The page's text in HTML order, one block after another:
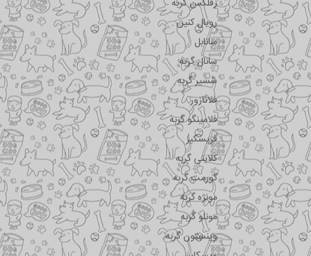
رفلکس گربه
رویال کنین
سانابل
سانال گربه
شسیر گربه
فلاتازور
فلامینگو گربه
فریسکیز
کلاینی گربه
گورمت گربه
مونژه گربه
مونلو گربه
وینستون گربه